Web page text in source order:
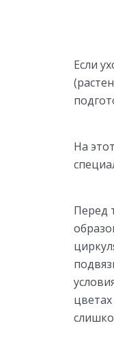
Если
На
Перед